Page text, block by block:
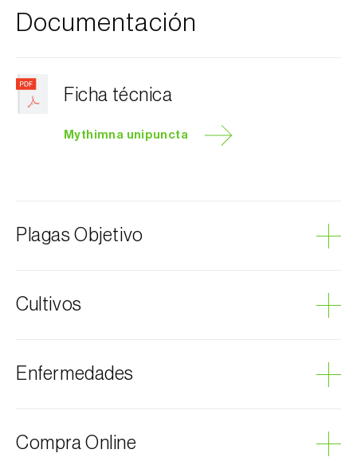
Documentación
Ficha técnica
Mythimna unipuncta
Plagas Objetivo
Cultivos
Puerro
Patata
Enfermedades
Compra Online